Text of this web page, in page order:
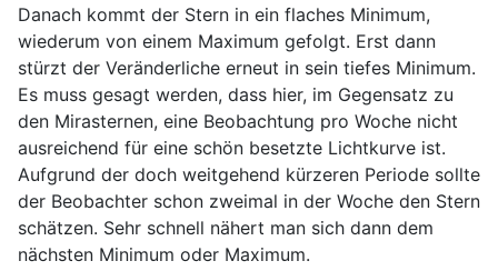
Danach kommt der Stern in ein flaches Minimum,
wiederum von einem Maximum gefolgt. Erst dann
stürzt der Veränderliche erneut in sein tiefes Minimum.
Es muss gesagt werden, dass hier, im Gegensatz zu
den Mirasternen, eine Beobachtung pro Woche nicht
ausreichend für eine schön besetzte Lichtkurve ist.
Aufgrund der doch weitgehend kürzeren Periode sollte
der Beobachter schon zweimal in der Woche den Stern
schätzen. Sehr schnell nähert man sich dann dem
nächsten Minimum oder Maximum.